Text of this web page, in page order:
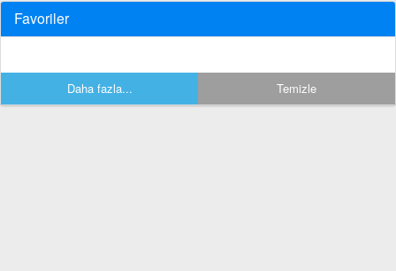
Favoriler
Daha fazla... Temizle